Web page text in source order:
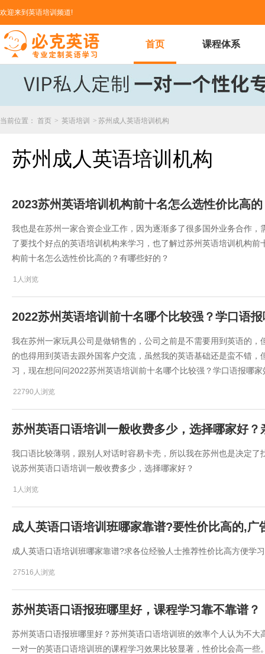
欢迎来到英语培训频道!
首页 课程体系
当前位置： 首页 > 英语培训 > 苏州成人英语培训机构
苏州成人英语培训机构
2023苏州英语培训机构前十名怎么选性价比高
我也是在苏州一家合资企业工作，因为逐渐多了很多国外业务合作
了要找个好点的英语培训机构来学习，也了解过苏州英语培训机构
构前十名怎么选性价比高的？有哪些好的？
1人浏览
2022苏州英语培训前十名哪个比较强？学口语
我在苏州一家玩具公司是做销售的，公司之前是不需要用到英语的
的也得用到英语去跟外国客户交流，虽然我的英语基础还是蛮不错
习，现在想问问​2022苏州英语培训前十名哪个比较强？学口语报哪家
22790人浏览
苏州英语口语培训一般收费多少，选择哪家好？
我口语比较薄弱，跟别人对话时容易卡壳，所以我在苏州也是决定
说​苏州英语口语培训一般收费多少，选择哪家好？
1人浏览
成人英语口语培训班哪家靠谱?要性价比高的,广
成人英语口语培训班哪家靠谱?求各位经验人士推荐性价比高方便学
27516人浏览
​苏州英语口语报班哪里好，课程学习靠不靠谱？
苏州英语口语报班哪里好？苏州英语口语培训班的效率个人认为不
一对一的英语口语培训班的课程学习效果比较显著，性价比会高一些